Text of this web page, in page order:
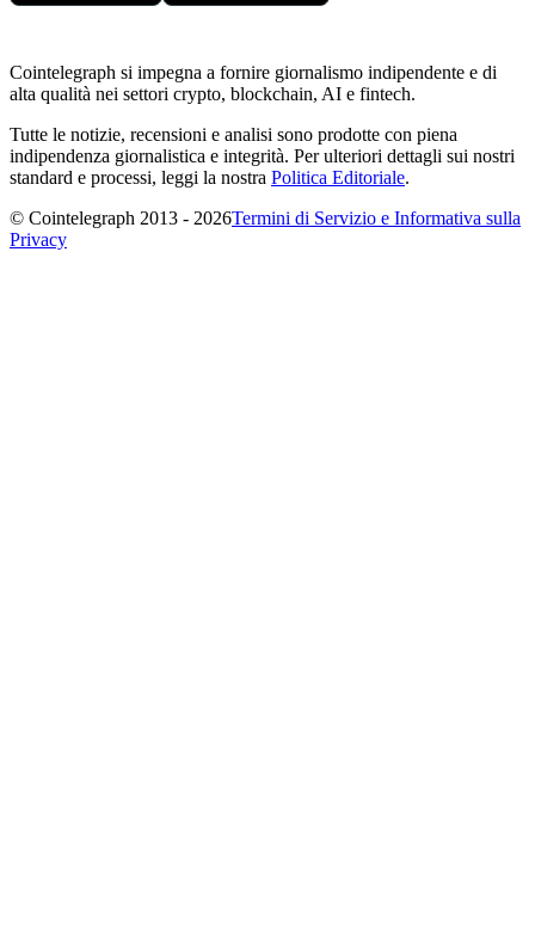
Cointelegraph si impegna a fornire giornalismo indipendente e di
alta qualità nei settori crypto, blockchain, AI e fintech.
Tutte le notizie, recensioni e analisi sono prodotte con piena
indipendenza giornalistica e integrità. Per ulteriori dettagli sui nostri
standard e processi, leggi la nostra Politica Editoriale.
© Cointelegraph 2013 - 2026Termini di Servizio e Informativa sulla
Privacy